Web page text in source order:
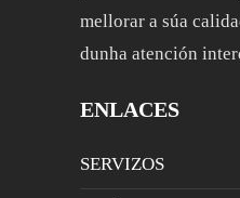
mellorar a súa
dunha atención
ENLACES
SERVIZOS